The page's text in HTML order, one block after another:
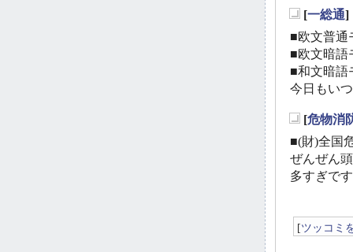
[一総通]
■欧文普通
■欧文暗語
■和文暗語
今日もい
[危物消
■(財)全国
ぜんぜん
多すぎで
[ツッコミ